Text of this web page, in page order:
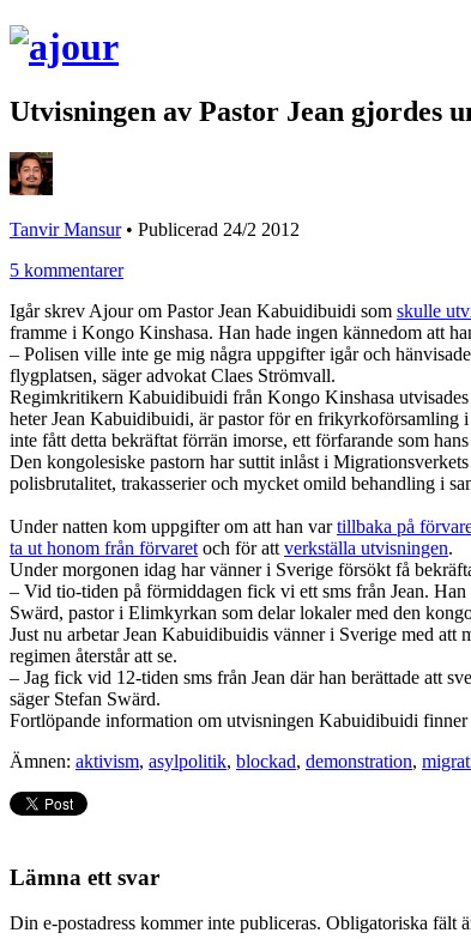
Utvisningen av Pastor Jean gjordes
Tanvir Mansur• Publicerad 24/2 2012
5 kommentarer
Igår skrev Ajour om Pastor Jean Kabuidibuidi som skulle
framme i Kongo Kinshasa. Han hade ingen kännedom att
– Polisen ville inte ge mig några uppgifter igår och
flygplatsen, säger advokat Claes Strömvall.
Regimkritikern Kabuidibuidi från Kongo Kinshasa
heter Jean Kabuidibuidi, är pastor för en frikyrkoförsamling
inte fått detta bekräftat förrän imorse, ett förfarande som
Den kongolesiske pastorn har suttit inlåst i
polisbrutalitet, trakasserier och mycket omild behandling i
Under natten kom uppgifter om att han vartillbaka på
ta ut honom från förvaret och för att verkställa utvisningen.
Under morgonen idag har vänner i Sverige försökt få
– Vid tio-tiden på förmiddagen fick vi ett sms från Jean.
Swärd, pastor i Elimkyrkan som delar lokaler med den
Just nu arbetar Jean Kabuidibuidis vänner i Sverige med
regimen återstår att se.
– Jag fick vid 12-tiden sms från Jean där han berättade att
säger Stefan Swärd.
Fortlöpande information om utvisningen Kabuidibuidi finner
Ämnen: aktivism, asylpolitik, blockad, demonstration,
Lämna ett svar
Din e-postadress kommer inte publiceras. Obligatoriska fält